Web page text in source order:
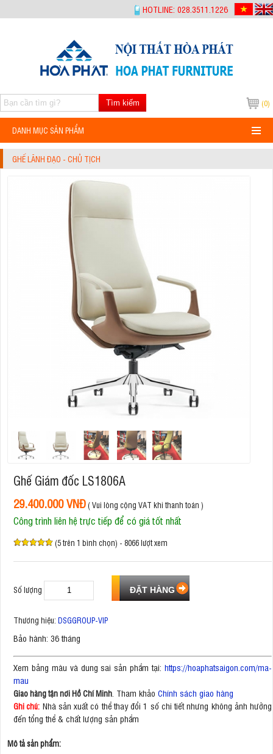
HOTLINE: 028.3511.1226
(0)
Tìm kiếm
DANH MỤC SẢN PHẨM
GHẾ LÃNH ĐẠO - CHỦ TỊCH
Ghế Giám đốc LS1806A
29.400.000 VNĐ( Vui lòng cộng VAT khi thanh toán )
Công trình liên hệ trực tiếp để có giá tốt nhất
(5 trên 1 bình chọn) - 8066 lượt xem
Số lượng
Thương hiệu: DSGGROUP-VIP
Bảo hành: 36 tháng
Xem bảng màu và dung sai sản phẩm tại: https://hoaphatsaigon.com/ma-
mau
Giao hàng tận nơi Hồ Chí Minh . Tham khảo Chính sách giao hàng
Ghi chú: Nhà sản xuất có thể thay đổi 1 số chi tiết nhưng không ảnh hưởng
đến tổng thể & chất lượng sản phẩm
Mô tả sản phẩm: